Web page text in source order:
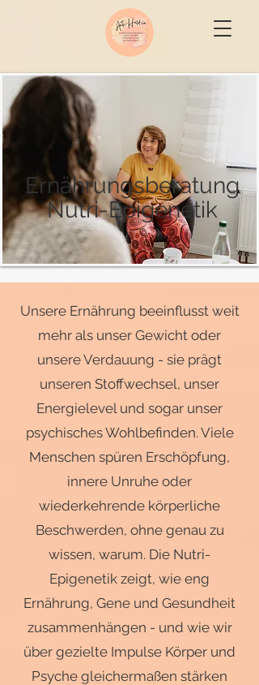
Ernährungsberatung
Nutri-Epigenetik
Unsere Ernährung beeinflusst weit
mehr als unser Gewicht oder
unsere Verdauung - sie prägt
unseren Stoffwechsel, unser
Energielevel und sogar unser
psychisches Wohlbefinden. Viele
Menschen spüren Erschöpfung,
innere Unruhe oder
wiederkehrende körperliche
Beschwerden, ohne genau zu
wissen, warum. Die Nutri-
Epigenetik zeigt, wie eng
Ernährung, Gene und Gesundheit
zusammenhängen - und wie wir
über gezielte Impulse Körper und
Psyche gleichermaßen stärken